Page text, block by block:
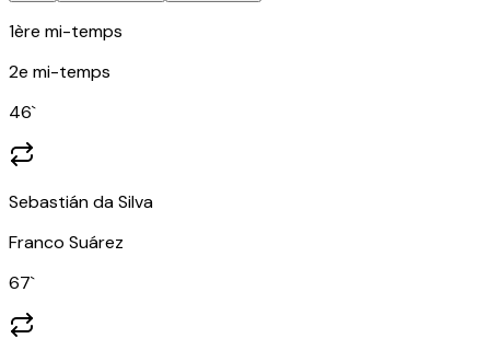
1ère mi-temps
2e mi-temps
46`
Sebastián da Silva
Franco Suárez
67`